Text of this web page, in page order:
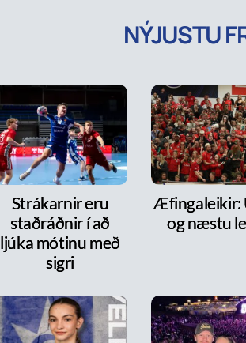
NÝJUSTU
Strákarnir eru
staðráðnir í að
ljúka mótinu með
sigri
Æfingaleikir:
og næstu